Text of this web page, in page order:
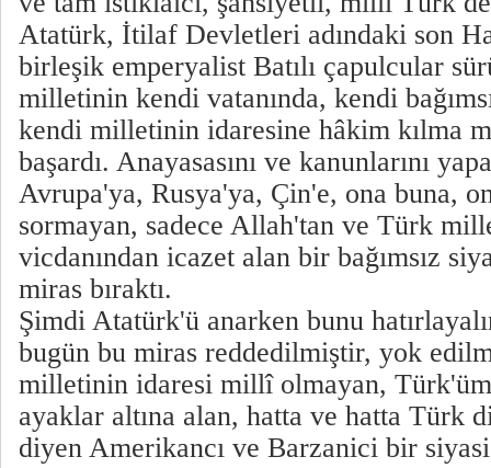
Atatürk, İtilaf Devletleri adındaki son
birleşik emperyalist Batılı çapulcular
milletinin kendi vatanında, kendi
kendi milletinin idaresine hâkim kılma
başardı. Anayasasını ve kanunlarını
Avrupa'ya, Rusya'ya, Çin'e, ona buna,
sormayan, sadece Allah'tan ve Türk
vicdanından icazet alan bir bağımsız
miras bıraktı.
Şimdi Atatürk'ü anarken bunu
bugün bu miras reddedilmiştir, yok
milletinin idaresi millî olmayan,
ayaklar altına alan, hatta ve hatta Türk
diyen Amerikancı ve Barzanici bir